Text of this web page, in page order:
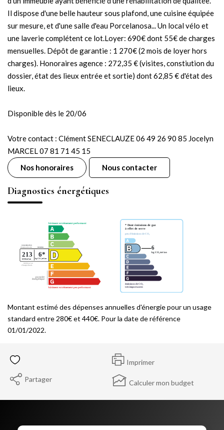
CONTACT
Il dispose d'une belle hauteur sous plafond, une cuisine équipée
sur mesure, et d'une salle d'eau Porcelanosa... Un local vélo et
une laverie complétent ce lot.Loyer: 690€ dont 55€ de charges
mensuelles. Dépôt de garantie : 1 270€ (2 mois de loyer hors
charges). Honoraires agence : 272,35 € (visites, constiution du
dossier, état des lieux entrée et sortie) dont 62,85 € d'état des
lieux.
Disponible dès le 20/06
Votre contact : Clément SENECLAUZE 06 49 26 90 85 Jocelyn
MARCEL 07 81 71 45 15
Nos honoraires
Nous contacter
Diagnostics énergétiques
Montant estimé des dépenses annuelles d'énergie pour un usage
standard entre 280€ et 440€. Pour la date de référence
01/01/2022.
Imprimer
Partager
Calculer mon budget